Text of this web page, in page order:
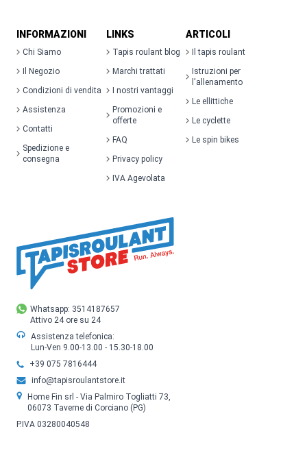
Whatsapp: 3514187657
Attivo 24 ore su 24
Assistenza telefonica:
Lun-Ven 9.00-13.00 - 15.30-18.00
+39 075 7816444
info@tapisroulantstore.it
Home Fin srl - Via Palmiro Togliatti 73,
06073 Taverne di Corciano (PG)
P.IVA 03280040548
INFORMAZIONI
Chi Siamo
Il Negozio
Condizioni di vendita
Assistenza
Contatti
Spedizione e
consegna
LINKS
Tapis roulant blog
Marchi trattati
I nostri vantaggi
Promozioni e
offerte
FAQ
Privacy policy
IVA Agevolata
ARTICOLI
Il tapis roulant
Istruzioni per
l'allenamento
Le ellittiche
Le cyclette
Le spin bikes